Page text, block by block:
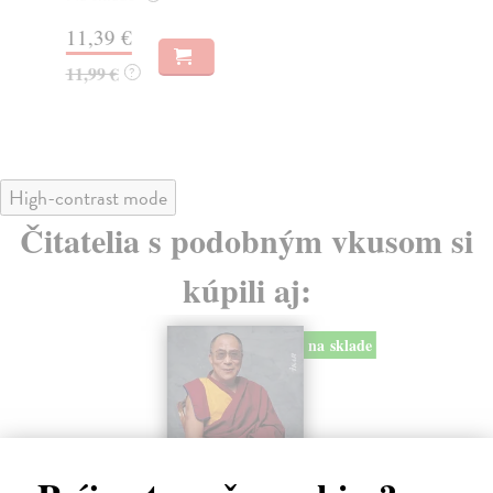
11,39 €
11,99 € ?
High-contrast mode
Čitatelia s podobným vkusom si
kúpili aj:
na sklade